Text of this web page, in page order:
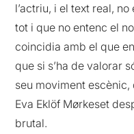
l’actriu, i el text real,
tot i que no entenc el
coincidia amb el que
que si s’ha de valorar
seu moviment
Eva Eklöf Mørkeset
brutal.